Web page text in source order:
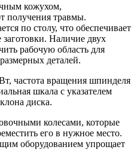
кожухом,
получения травмы.
по столу, что обеспечивает
Наличие двух
рабочую область для
деталей.
частота вращения шпинделя
шкала с указателем
диска.
колесами, которые
его в нужное место.
оборудованием упрощает